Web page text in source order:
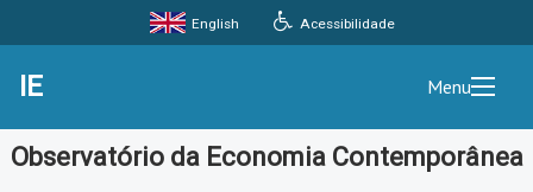
Acessibilidade
English
IE Menu
Observatório da Economia Contemporânea